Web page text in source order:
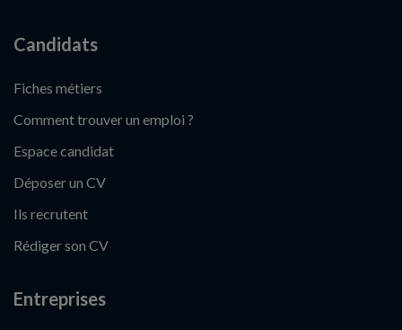
Candidats
Fiches métiers
Comment trouver un emploi ?
Espace candidat
Déposer un CV
Ils recrutent
Rédiger son CV
Entreprises